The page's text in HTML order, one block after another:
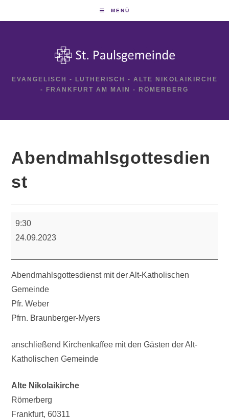
MENÜ
EVANGELISCH - LUTHERISCH - ALTE NIKOLAIKIRCHE
- FRANKFURT AM MAIN - RÖMERBERG
Abendmahlsgottesdien
st
9:30
24.09.2023
Abendmahlsgottesdienst mit der Alt-Katholischen
Gemeinde
Pfr. Weber
Pfrn. Braunberger-Myers
anschließend Kirchenkaffee mit den Gästen der Alt-
Katholischen Gemeinde
Alte Nikolaikirche
Römerberg
Frankfurt,60311